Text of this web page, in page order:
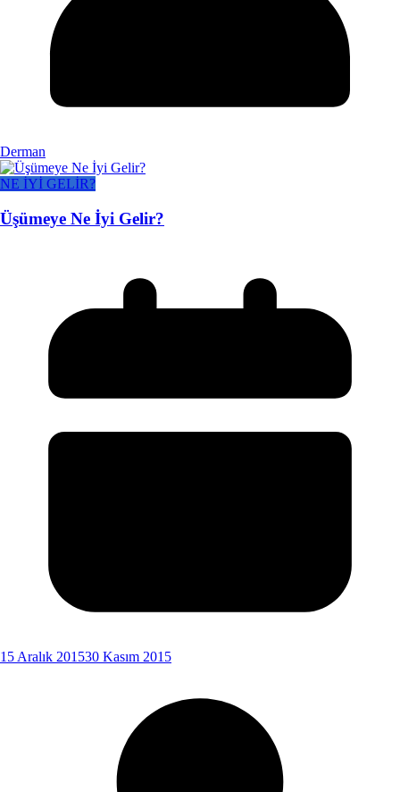
Derman
NE İYİ GELİR?
Üşümeye Ne İyi Gelir?
15 Aralık 201530 Kasım 2015